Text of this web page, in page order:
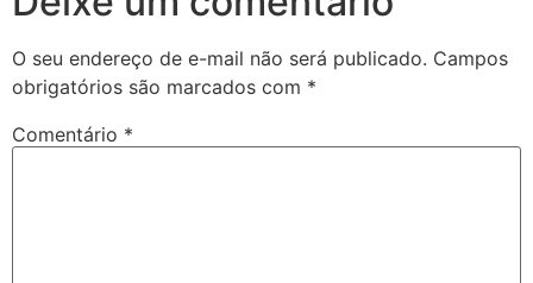
O seu endereço de e-mail não será publicado. Campos
obrigatórios são marcados com *
Comentário *